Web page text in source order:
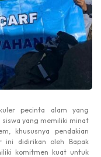
pecinta alam yang
yang memiliki minat
khususnya pendakian
ini didirikan oleh Bapak
komitmen kuat untuk